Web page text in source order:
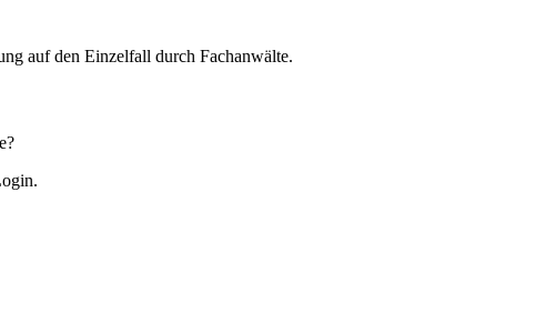
auf den Einzelfall durch Fachanwälte.